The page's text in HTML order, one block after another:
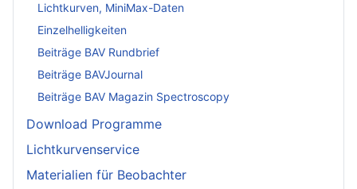
Lichtkurven, MiniMax-Daten
Einzelhelligkeiten
Beiträge BAV Rundbrief
Beiträge BAVJournal
Beiträge BAV Magazin Spectroscopy
Download Programme
Lichtkurvenservice
Materialien für Beobachter